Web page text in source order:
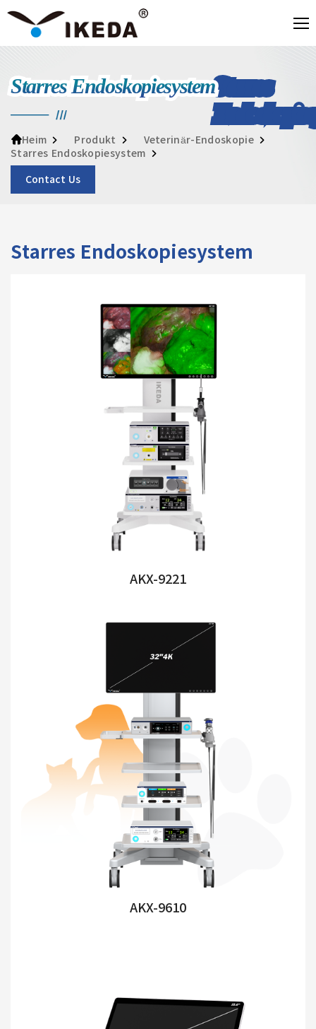
Starres Endoskopiesystem
Heim Produkt
Veterinär-Endoskopie
Starres Endoskopiesystem
Contact Us
Starres Endoskopiesystem
AKX-9221
AKX-9610